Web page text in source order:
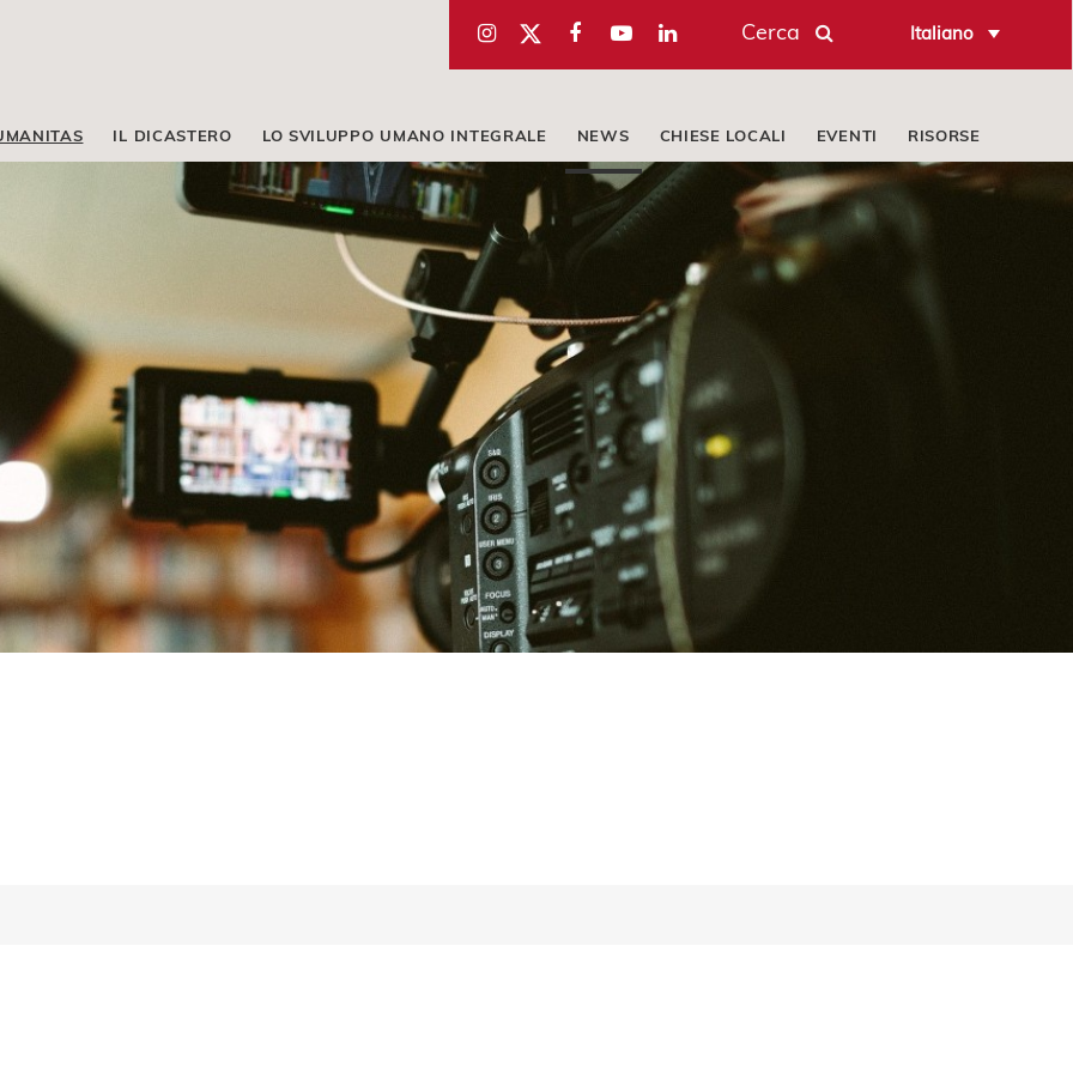
Cerca Italiano
IL DICASTERO LO SVILUPPO UMANO INTEGRALE NEWS CHIESE LOCALI EVENTI RISORSE